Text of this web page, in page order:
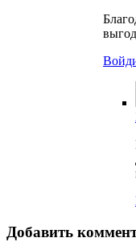
Добавить